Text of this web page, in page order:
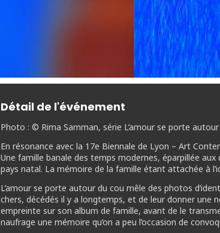
Détail de l'événement
Photo : © Rima Samman, série L’amour se porte
En résonance avec la 17e Biennale de Lyon – Art
Une famille banale des temps modernes, éparpillée
pays natal. La mémoire de la famille étant attachée à
L’amour se porte autour du cou mêle des photos
chers, décédés il y a longtemps, et de leur donner une
empreinte sur son album de famille, avant de le
naufrage une mémoire qu’on a peu l’occasion de